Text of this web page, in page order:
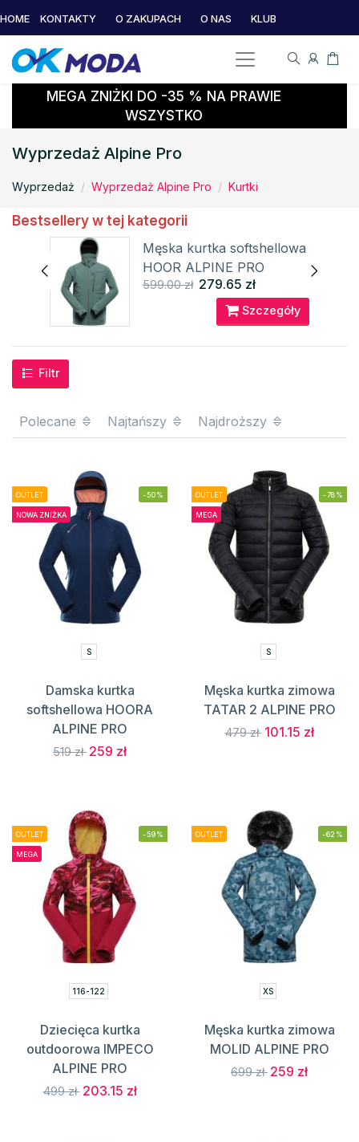
HOME KONTAKTY O ZAKUPACH O NAS KLUB
MEGA ZNIŻKI DO -35 % NA PRAWIE
WSZYSTKO
Wyprzedaż Alpine Pro
Wyprzedaż Wyprzedaż Alpine Pro Kurtki
Bestsellery w tej kategorii
Męska kurtka softshellowa
HOOR ALPINE PRO
599.00 zł 279.65 zł
Szczegóły
Filtr
Polecane Najtańszy Najdroższy
OUTLET
NOWA ZNIŻKA
-50%
S
Damska kurtka
softshellowa HOORA
ALPINE PRO
519 zł 259 zł
OUTLET
MEGA
-78%
S
Męska kurtka zimowa
TATAR 2 ALPINE PRO
479 zł 101.15 zł
OUTLET
MEGA
-59%
116-122
Dziecięca kurtka
outdoorowa IMPECO
ALPINE PRO
499 zł 203.15 zł
OUTLET -62%
XS
Męska kurtka zimowa
MOLID ALPINE PRO
699 zł 259 zł